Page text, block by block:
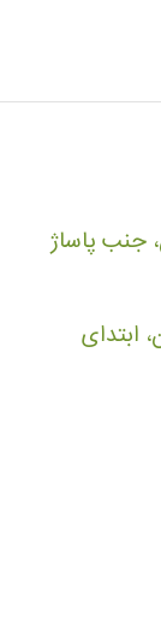
جنب پاساژ
ابتدای